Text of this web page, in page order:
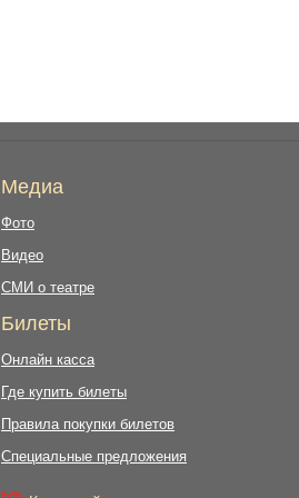
Медиа
Фото
Видео
СМИ о театре
Билеты
Онлайн касса
Где купить билеты
Правила покупки билетов
Специальные предложения